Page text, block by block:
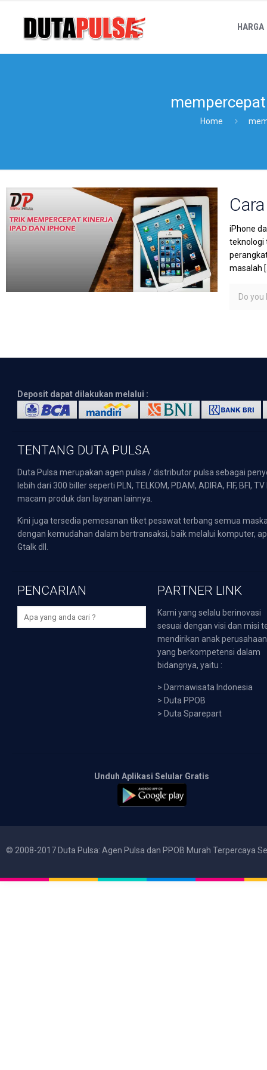
HARGA
Home
iPhone
teknologi
masalah
Do you
Deposit dapat dilakukan melalui :
TENTANG DUTA PULSA
Duta Pulsa merupakan agen pulsa / distributor pulsa sebagai
lebih dari 300 biller seperti PLN, TELKOM, PDAM, ADIRA, FIF,
macam produk dan layanan lainnya.
Kini juga tersedia pemesanan tiket pesawat terbang semua
dengan kemudahan dalam bertransaksi, baik melalui komputer,
Gtalk dll.
PENCARIAN PARTNER LINK
Kami yang selalu berinovasi
sesuai dengan visi dan misi
mendirikan anak perusahaan
yang berkompetensi dalam
bidangnya, yaitu :
> Darmawisata Indonesia
> Duta PPOB
> Duta Sparepart
Unduh Aplikasi Selular Gratis
© 2008-2017 Duta Pulsa: Agen Pulsa dan PPOB Murah Terpercaya